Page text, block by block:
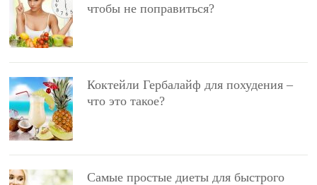
чтобы не поправиться?
Коктейли Гербалайф для похудения –
что это такое?
Самые простые диеты для быстрого